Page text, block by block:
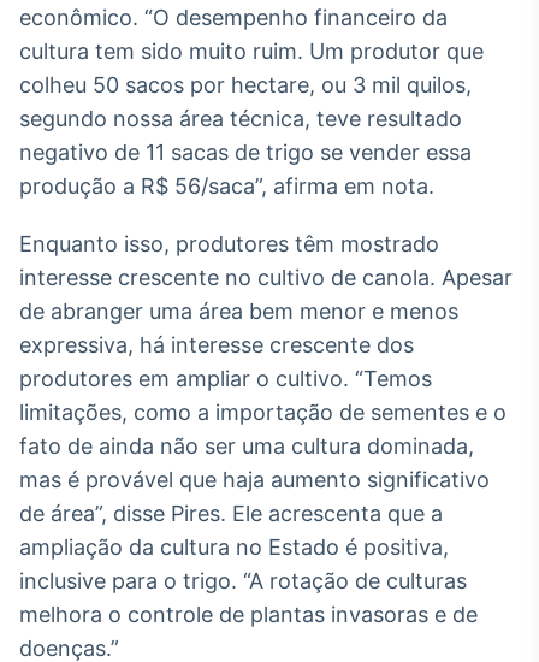
para conteúdos e
Broadcast
Wallboard
Conteúdos e
dados para
Broadcast
Curadoria
Curadoria de
conteúdos
Soluções de
Tecnologia
Broadcast
Radar
Monitoramento
inteligente de
notícias e
conteúdos
econômico. “O desempenho financeiro da
cultura tem sido muito ruim. Um produtor que
colheu 50 sacos por hectare, ou 3 mil quilos,
segundo nossa área técnica, teve resultado
negativo de 11 sacas de trigo se vender essa
produção a R$ 56/saca”, afirma em nota.
Enquanto isso, produtores têm mostrado
interesse crescente no cultivo de canola. Apesar
de abranger uma área bem menor e menos
expressiva, há interesse crescente dos
produtores em ampliar o cultivo. “Temos
limitações, como a importação de sementes e o
fato de ainda não ser uma cultura dominada,
mas é provável que haja aumento significativo
de área”, disse Pires. Ele acrescenta que a
ampliação da cultura no Estado é positiva,
inclusive para o trigo. “A rotação de culturas
melhora o controle de plantas invasoras e de
doenças.”